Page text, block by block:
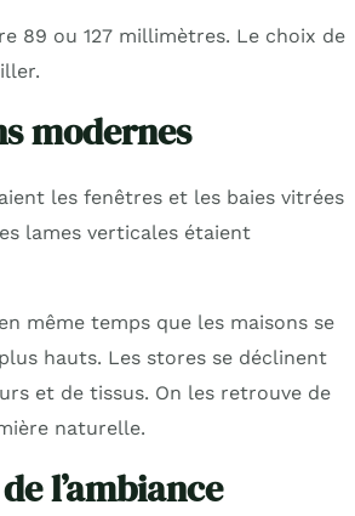
89 ou 127 millimètres. Le choix de
modernes
les fenêtres et les baies vitrées
lames verticales étaient
même temps que les maisons se
hauts. Les stores se déclinent
et de tissus. On les retrouve de
naturelle.
l’ambiance